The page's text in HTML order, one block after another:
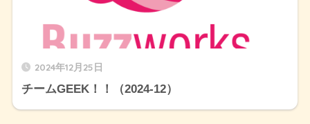
2024年12月25日
チームGEEK！！（2024-12）